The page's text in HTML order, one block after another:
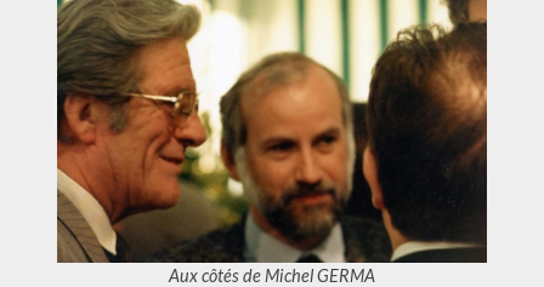
Aux côtés de Michel GERMA